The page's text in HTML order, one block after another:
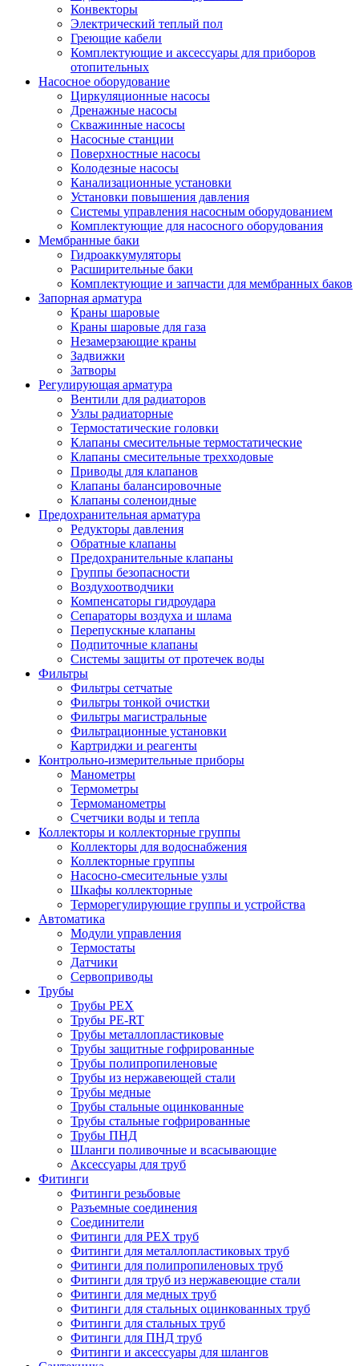
Конвекторы
Электрический теплый пол
Греющие кабели
Комплектующие и аксессуары для приборов
отопительных
Насосное оборудование
Циркуляционные насосы
Дренажные насосы
Скважинные насосы
Насосные станции
Поверхностные насосы
Колодезные насосы
Канализационные установки
Установки повышения давления
Системы управления насосным оборудованием
Комплектующие для насосного оборудования
Мембранные баки
Гидроаккумуляторы
Расширительные баки
Комплектующие и запчасти для мембранных баков
Запорная арматура
Краны шаровые
Краны шаровые для газа
Незамерзающие краны
Задвижки
Затворы
Регулирующая арматура
Вентили для радиаторов
Узлы радиаторные
Термостатические головки
Клапаны смесительные термостатические
Клапаны смесительные трехходовые
Приводы для клапанов
Клапаны балансировочные
Клапаны соленоидные
Предохранительная арматура
Редукторы давления
Обратные клапаны
Предохранительные клапаны
Группы безопасности
Воздухоотводчики
Компенсаторы гидроудара
Сепараторы воздуха и шлама
Перепускные клапаны
Подпиточные клапаны
Системы защиты от протечек воды
Фильтры
Фильтры сетчатые
Фильтры тонкой очистки
Фильтры магистральные
Фильтрационные установки
Картриджи и реагенты
Контрольно-измерительные приборы
Манометры
Термометры
Термоманометры
Счетчики воды и тепла
Коллекторы и коллекторные группы
Коллекторы для водоснабжения
Коллекторные группы
Насосно-смесительные узлы
Шкафы коллекторные
Терморегулирующие группы и устройства
Автоматика
Модули управления
Термостаты
Датчики
Сервоприводы
Трубы
Трубы PEX
Трубы PE-RT
Трубы металлопластиковые
Трубы защитные гофрированные
Трубы полипропиленовые
Трубы из нержавеющей стали
Трубы медные
Трубы стальные оцинкованные
Трубы стальные гофрированные
Трубы ПНД
Шланги поливочные и всасывающие
Аксессуары для труб
Фитинги
Фитинги резьбовые
Разъемные соединения
Соединители
Фитинги для PEX труб
Фитинги для металлопластиковых труб
Фитинги для полипропиленовых труб
Фитинги для труб из нержавеющие стали
Фитинги для медных труб
Фитинги для стальных оцинкованных труб
Фитинги для стальных труб
Фитинги для ПНД труб
Фитинги и аксессуары для шлангов